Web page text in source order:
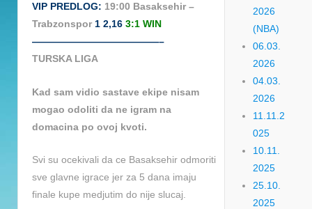
VIP PREDLOG: 19:00 Basaksehir –
Trabzonspor 1 2,16 3:1 WIN
—————————————–
TURSKA LIGA
Kad sam vidio sastave ekipe nisam
mogao odoliti da ne igram na
domacina po ovoj kvoti.
Svi su ocekivali da ce Basaksehir odmoriti
sve glavne igrace jer za 5 dana imaju
finale kupe medjutim do nije slucaj.
2026
(NBA)
06.03.
2026
04.03.
2026
11.11.2
025
10.11.
2025
25.10.
2025